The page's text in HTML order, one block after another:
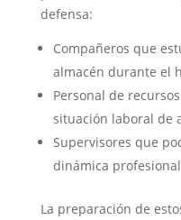
defensa:
Compañeros que
almacén durante el
Personal de
situación laboral de
Supervisores que
dinámica
La preparación de